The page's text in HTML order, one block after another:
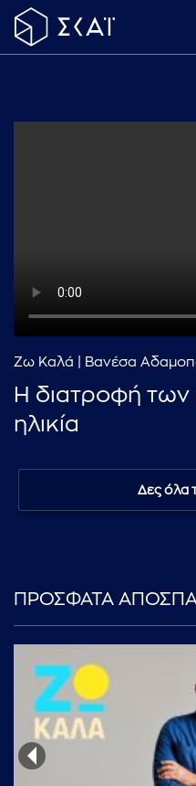
Ζω Καλά | Βανέσα
Η διατροφή των
ηλικία
Δες όλα
ΠΡΟΣΦΑΤΑ